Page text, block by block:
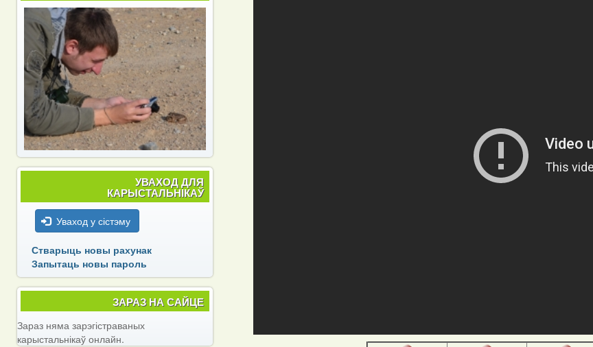
УВАХОД ДЛЯ
КАРЫСТАЛЬНІКАЎ
Уваход у сістэму
Стварыць новы рахунак
Запытаць новы пароль
ЗАРАЗ НА САЙЦЕ
Зараз няма зарэгістраваных
карыстальнікаў онлайн.